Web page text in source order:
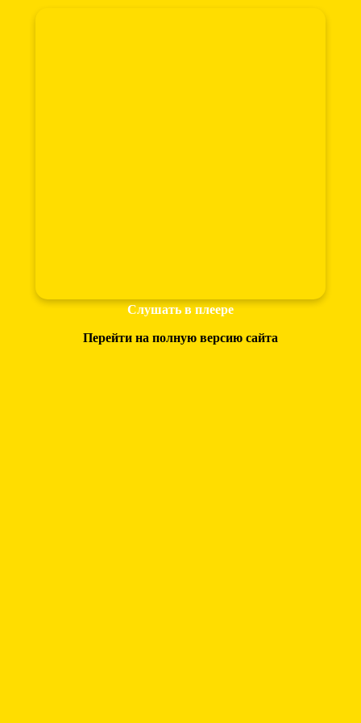
Слушать в плеере
Перейти на полную версию сайта